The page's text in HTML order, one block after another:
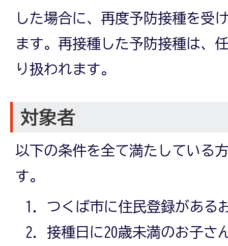
した場合に、再度予防接種を受
ます。再接種した予防接種は、
り扱われます。
対象者
以下の条件を全て満たしている
す。
つくば市に住民登録がある
接種日に20歳未満のお子さ